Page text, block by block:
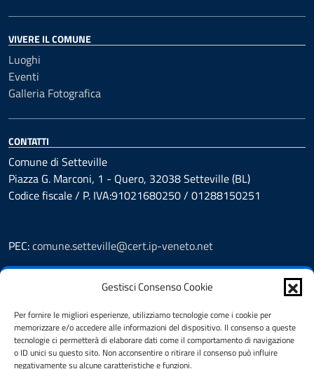
Gestisci Consenso Cookie
Per fornire le migliori esperienze, utilizziamo tecnologie come i cookie per
memorizzare e/o accedere alle informazioni del dispositivo. Il consenso a queste
tecnologie ci permetterà di elaborare dati come il comportamento di navigazione
o ID unici su questo sito. Non acconsentire o ritirare il consenso può influire
negativamente su alcune caratteristiche e funzioni.
VIVERE IL COMUNE
Luoghi
Eventi
Galleria Fotografica
CONTATTI
Comune di Setteville
Piazza G. Marconi, 1 - Quero, 32038 Setteville (BL)
Codice fiscale / P. IVA:91021680250 / 01288150251
PEC:comune.setteville@cert.ip-veneto.net
Leggi le FAQ
Segnalazione disservizio
Richiesta assistenza
Feedback
Amministrazione Trasparente